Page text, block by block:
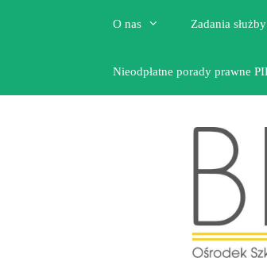
O nas Zadania
Nieodpłatne porady prawne